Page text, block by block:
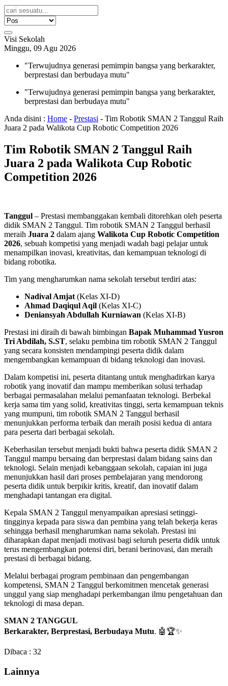
Visi Sekolah
Minggu, 09 Agu 2026
"Terwujudnya generasi pemimpin bangsa yang berkarakter,
berprestasi dan berbudaya mutu"
"Terwujudnya generasi pemimpin bangsa yang berkarakter,
berprestasi dan berbudaya mutu"
Anda disini : Home - Prestasi - Tim Robotik SMAN 2 Tanggul Raih
Juara 2 pada Walikota Cup Robotic Competition 2026
Tim Robotik SMAN 2 Tanggul Raih
Juara 2 pada Walikota Cup Robotic
Competition 2026
Tanggul – Prestasi membanggakan kembali ditorehkan oleh peserta
didik SMAN 2 Tanggul. Tim robotik SMAN 2 Tanggul berhasil
meraih Juara 2 dalam ajang Walikota Cup Robotic Competition
2026, sebuah kompetisi yang menjadi wadah bagi pelajar untuk
menampilkan inovasi, kreativitas, dan kemampuan teknologi di
bidang robotika.
Tim yang mengharumkan nama sekolah tersebut terdiri atas:
Nadival Amjat (Kelas XI-D)
Ahmad Daqiqul Aqil (Kelas XI-C)
Deniansyah Abdullah Kurniawan (Kelas XI-B)
Prestasi ini diraih di bawah bimbingan Bapak Muhammad Yusron
Tri Abdilah, S.ST, selaku pembina tim robotik SMAN 2 Tanggul
yang secara konsisten mendampingi peserta didik dalam
mengembangkan kemampuan di bidang teknologi dan inovasi.
Dalam kompetisi ini, peserta ditantang untuk menghadirkan karya
robotik yang inovatif dan mampu memberikan solusi terhadap
berbagai permasalahan melalui pemanfaatan teknologi. Berbekal
kerja sama tim yang solid, kreativitas tinggi, serta kemampuan teknis
yang mumpuni, tim robotik SMAN 2 Tanggul berhasil
menunjukkan performa terbaik dan meraih posisi kedua di antara
para peserta dari berbagai sekolah.
Keberhasilan tersebut menjadi bukti bahwa peserta didik SMAN 2
Tanggul mampu bersaing dan berprestasi dalam bidang sains dan
teknologi. Selain menjadi kebanggaan sekolah, capaian ini juga
menunjukkan hasil dari proses pembelajaran yang mendorong
peserta didik untuk berpikir kritis, kreatif, dan inovatif dalam
menghadapi tantangan era digital.
Kepala SMAN 2 Tanggul menyampaikan apresiasi setinggi-
tingginya kepada para siswa dan pembina yang telah bekerja keras
sehingga berhasil mengharumkan nama sekolah. Prestasi ini
diharapkan dapat menjadi motivasi bagi seluruh peserta didik untuk
terus mengembangkan potensi diri, berani berinovasi, dan meraih
prestasi di berbagai bidang.
Melalui berbagai program pembinaan dan pengembangan
kompetensi, SMAN 2 Tanggul berkomitmen mencetak generasi
unggul yang siap menghadapi perkembangan ilmu pengetahuan dan
teknologi di masa depan.
SMAN 2 TANGGUL
Berkarakter, Berprestasi, Berbudaya Mutu. 🤖🏆✨
Dibaca : 32
Lainnya